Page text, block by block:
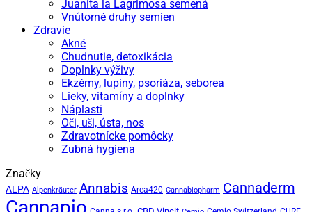
Juanita la Lagrimosa semená
Vnútorné druhy semien
Zdravie
Akné
Chudnutie, detoxikácia
Doplnky výživy
Ekzémy, lupiny, psoriáza, seborea
Lieky, vitamíny a doplnky
Náplasti
Oči, uši, ústa, nos
Zdravotnícke pomôcky
Zubná hygiena
Značky
ALPA Alpenkräuter Annabis Area420 Cannabiopharm Cannaderm